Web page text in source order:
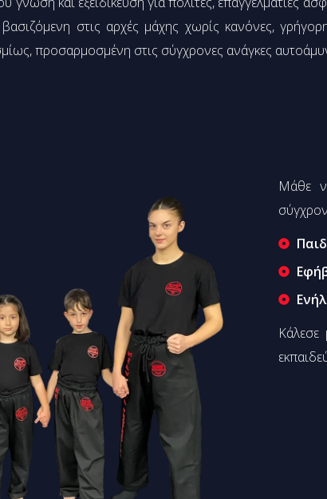
στις αρχές μάχης χωρίς κανόνες,
προσαρμοσμένη στις σύγχρονες ανάγκες
Μάθε
Κάλεσε